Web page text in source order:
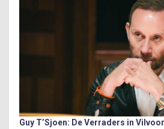
Guy T’Sjoen: De Verraders in